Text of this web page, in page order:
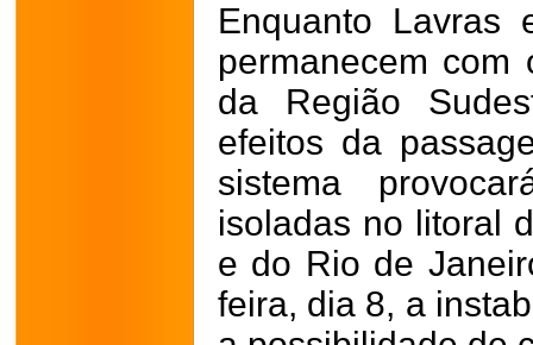
Enquanto Lavras
permanecem com
da Região
efeitos da
sistema
isoladas no litoral
e do Rio de
feira, dia 8, a